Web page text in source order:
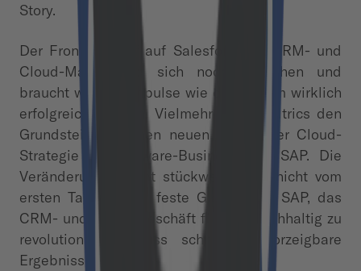
Story.
Der Frontalangriff auf Salesforce im CRM- und
Cloud-Markt wird sich noch hinziehen und
braucht weitere Impulse wie diesen, um wirklich
erfolgreich zu sein. Vielmehr legt Qualtrics den
Grundstein für einen neuen Anlauf der Cloud-
Strategie im Software-Business von SAP. Die
Veränderung kommt stückweise und nicht vom
ersten Tag an. Der feste Glaube von SAP, das
CRM- und Cloud-Geschäft für sich nachhaltig zu
revolutionieren, muss schnell in vorzeigbare
Ergebnisse münden.